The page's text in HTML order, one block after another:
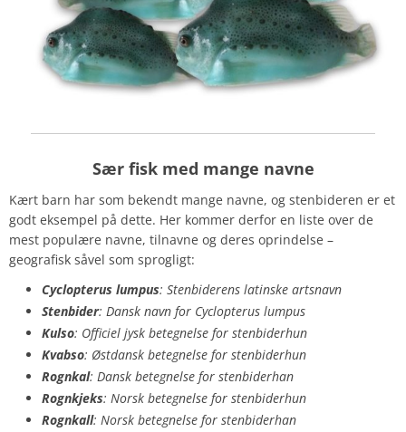
Sær fisk med mange navne
Kært barn har som bekendt mange navne, og stenbideren er et
godt eksempel på dette. Her kommer derfor en liste over de
mest populære navne, tilnavne og deres oprindelse –
geografisk såvel som sprogligt:
Cyclopterus lumpus: Stenbiderens latinske artsnavn
Stenbider: Dansk navn for Cyclopterus lumpus
Kulso: Officiel jysk betegnelse for stenbiderhun
Kvabso: Østdansk betegnelse for stenbiderhun
Rognkal: Dansk betegnelse for stenbiderhan
Rognkjeks: Norsk betegnelse for stenbiderhun
Rognkall: Norsk betegnelse for stenbiderhan